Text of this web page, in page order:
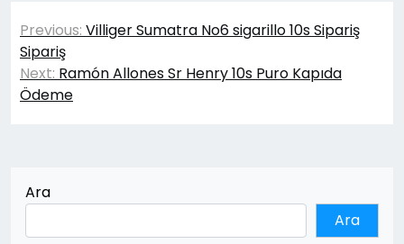
Yazı
gezinmesi
Previous: Villiger Sumatra No6 sigarillo 10s Sipariş
Sipariş
Next: Ramón Allones Sr Henry 10s Puro Kapıda
Ödeme
Ara
Ara